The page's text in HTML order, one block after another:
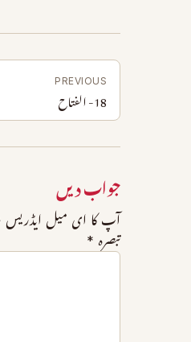
PREVIOUS
18- الفتاح
جواب دیں
آپ کا ای میل ایڈریس
تبصرہ *